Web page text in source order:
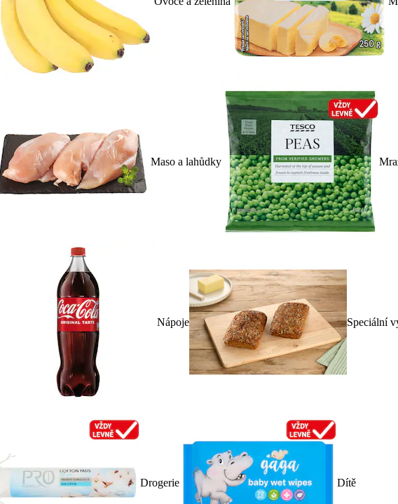
Maso a lahůdky
Nápoje Speciální
Drogerie Dítě